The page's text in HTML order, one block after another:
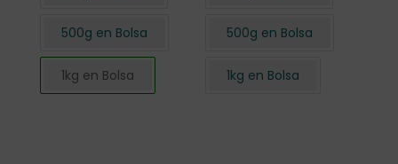
500g en Bolsa
1kg en Bolsa
500g en Bolsa
1kg en Bolsa